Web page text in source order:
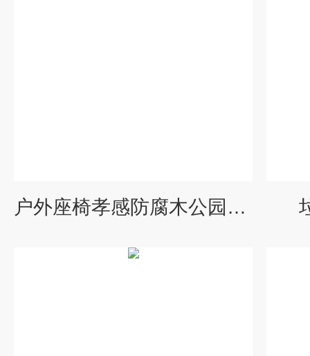
户外座椅孝感防腐木公园椅 围树休息座椅定制厂家 园林桌椅